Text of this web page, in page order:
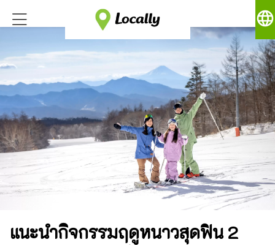
language
แนะนำกิจกรรมฤดูหนาวสุดฟิน 2